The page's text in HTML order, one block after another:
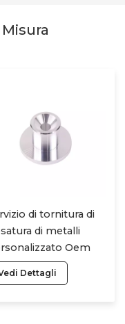
di tornitura di
di metalli
Oem
alluminio/ottone
Dettagli